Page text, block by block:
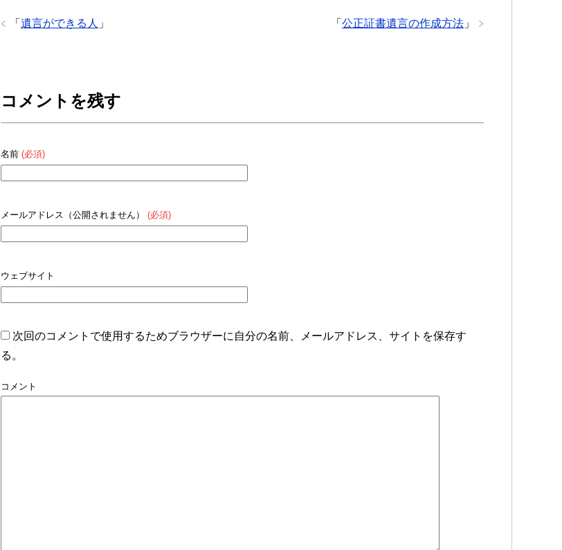
「 公正証書遺言の作成方法 」
「 遺言ができる人 」
コメントを残す
名前 (必須)
メールアドレス（公開されません） (必須)
ウェブサイト
次回のコメントで使用するためブラウザーに自分の名前、メールアドレス、サイトを保存す
る。
コメント